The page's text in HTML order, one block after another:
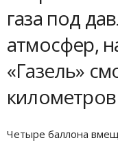
газа под
атмосфер,
«Газель»
километров
Четыре баллона